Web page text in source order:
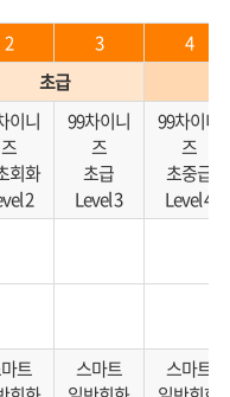
2 3
4
초급
이니
즈
회화
2
99차이니
즈
초급
Level 3
99차이니
즈
초중급
Level 4
트
스마트
스마트